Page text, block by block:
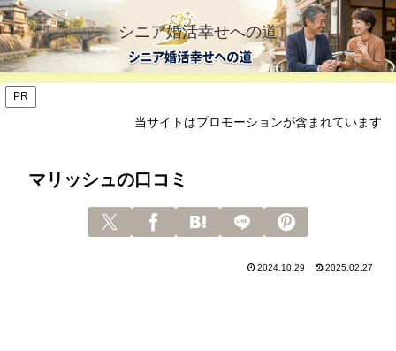
シニア婚活幸せへの道
PR
当サイトはプロモーションが含まれています
マリッシュの口コミ
2024.10.29 2025.02.27